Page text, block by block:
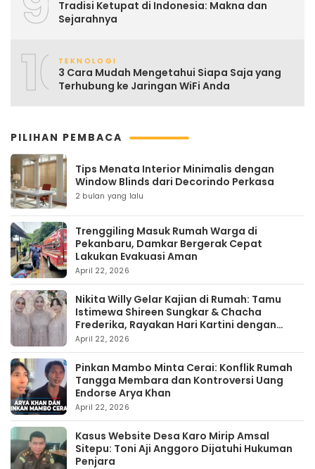
Tradisi Ketupat di Indonesia: Makna dan
Sejarahnya
10TEKNOLOGI
3 Cara Mudah Mengetahui Siapa Saja yang
Terhubung ke Jaringan WiFi Anda
PILIHAN PEMBACA
Tips Menata Interior Minimalis dengan
Window Blinds dari Decorindo Perkasa
2 bulan yang lalu
Trenggiling Masuk Rumah Warga di
Pekanbaru, Damkar Bergerak Cepat
Lakukan Evakuasi Aman
April 22, 2026
Nikita Willy Gelar Kajian di Rumah: Tamu
Istimewa Shireen Sungkar & Chacha
Frederika, Rayakan Hari Kartini dengan
Kehangatan
April 22, 2026
Pinkan Mambo Minta Cerai: Konflik Rumah
Tangga Membara dan Kontroversi Uang
Endorse Arya Khan
April 22, 2026
Kasus Website Desa Karo Mirip Amsal
Sitepu: Toni Aji Anggoro Dijatuhi Hukuman
Penjara